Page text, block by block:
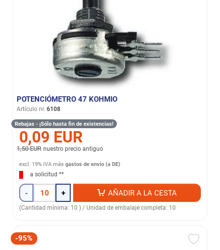
POTENCIÓMETRO 47 KOHMIO
Artículo nr. 6108
Rebajas - ¡Sólo hasta fin de existencias!
0,09 EUR
1,50 EUR nuestro precio antiguo
excl. 19% IVA másgastos de envío (a DE)
a solicitud **
- + AÑADIR A LA CESTA
(Cantidad mínima: 10 ) / Unidad de embalaje completa: 10
-95%